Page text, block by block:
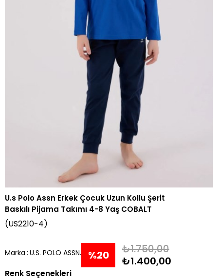
U.s Polo Assn Erkek Çocuk Uzun Kollu Şerit
Baskılı Pijama Takımı 4-8 Yaş COBALT
(US2210-4)
Marka : U.S. POLO ASSN. %20
₺1.750,00
₺1.400,00
Renk Seçenekleri